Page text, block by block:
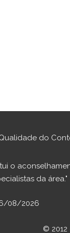
do
o
da área."
08/2026
©